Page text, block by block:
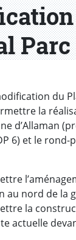
Parc
du
la
d’Allaman
6) et le rond-
au nord de
la
actuelle